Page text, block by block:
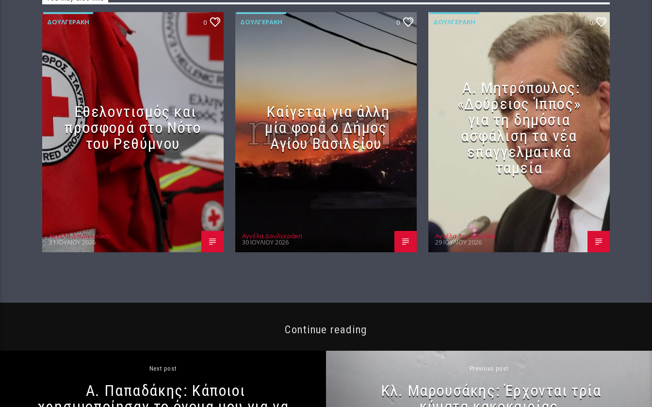
ΔΟΥΛΓΕΡΆΚΗ 0
Εθελοντισμός και
προσφορά στο Νότο
του Ρεθύμνου
Αγγέλα Δουλγεράκη
31 ΙΟΥΛΊΟΥ 2026
ΔΟΥΛΓΕΡΆΚΗ 0
Καίγεται για άλλη
μία φορά ο Δήμος
Αγίου Βασιλείου
Αγγέλα Δουλγεράκη
30 ΙΟΥΛΊΟΥ 2026
ΔΟΥΛΓΕΡΆΚΗ 0
Α. Μητρόπουλος:
«Δούρειος Ίππος»
για τη δημόσια
ασφάλιση τα νέα
επαγγελματικά
ταμεία
Αγγέλα Δουλγεράκη
29 ΙΟΥΛΊΟΥ 2026
Continue reading
Next post
Α. Παπαδάκης: Κάποιοι
Previous post
Κλ. Μαρουσάκης: Έρχονται τρία